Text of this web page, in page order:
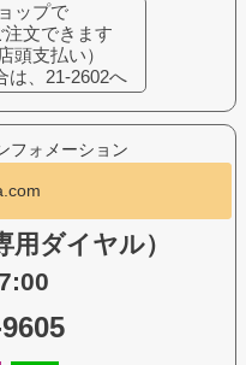
フォメーション
用ダイヤル）
ップで
注文できます
頭支払い）
は、21-2602へ